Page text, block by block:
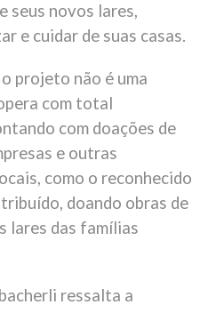
seus novos lares,
e cuidar de suas casas.
projeto não é uma
com total
com doações de
e outras
como o reconhecido
doando obras de
lares das famílias
ressalta a